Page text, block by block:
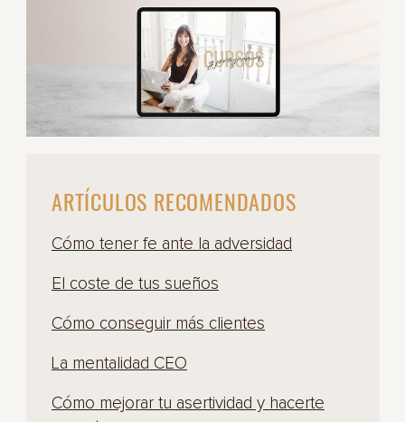
ARTÍCULOS RECOMENDADOS
Cómo tener fe ante la adversidad
El coste de tus sueños
Cómo conseguir más clientes
La mentalidad CEO
Cómo mejorar tu asertividad y hacerte